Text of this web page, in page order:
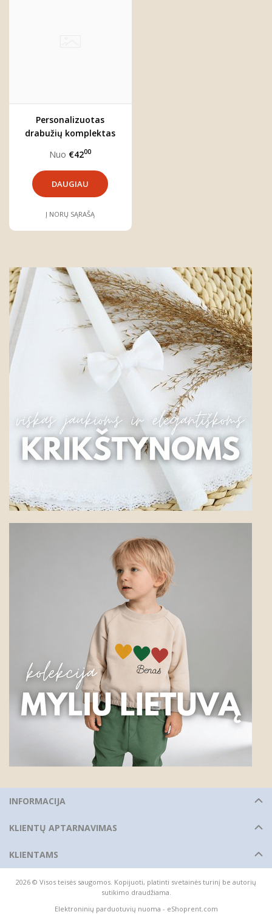
Personalizuotas
drabužių komplektas
Mamos diena"
Nuo €4200
DAUGIAU
Į NORŲ SĄRAŠĄ
INFORMACIJA
KLIENTŲ APTARNAVIMAS
KLIENTAMS
2026 © Visos teisės saugomos. Kopijuoti, platinti svetainės turinį be autorių
sutikimo draudžiama.
Elektroninių parduotuvių nuoma - eShoprent.com